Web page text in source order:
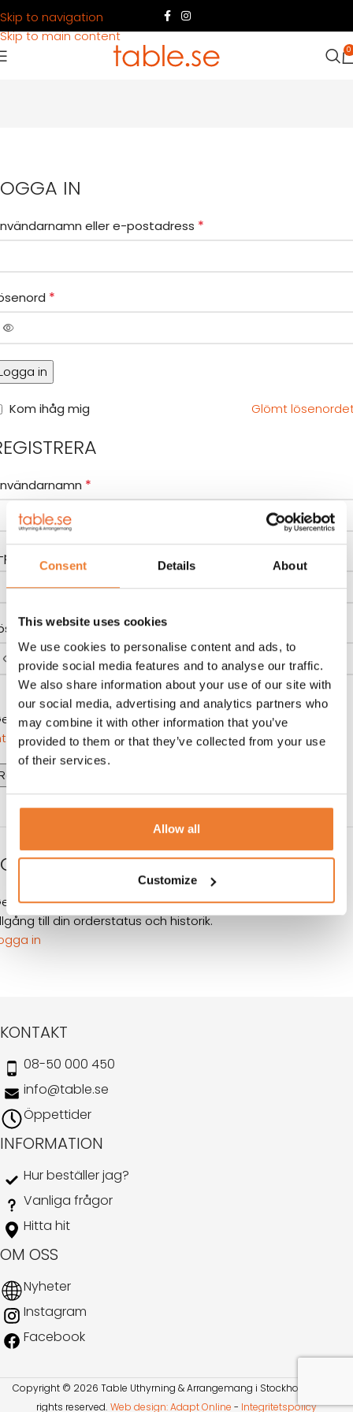
Consent Details About
This website uses cookies
We use cookies to personalise content and ads, to
provide social media features and to analyse our traffic.
We also share information about your use of our site with
our social media, advertising and analytics partners who
may combine it with other information that you’ve
provided to them or that they’ve collected from your use
of their services.
Allow all
Customize
Skip to navigation
Skip to main content
0
IN
eller e-postadress *
*
in
Glömt
Kom ihåg mig
*
postadress
*
att registrera ett konto godkänner jagTables
OR
IN
att registrera dig på den här webbplatsen får du
till din orderstatus och historik.
in
KONTAKT
08-50 000 450
info@table.se
Öppettider
INFORMATION
Hur beställer jag?
Vanliga frågor
Hitta hit
OM OSS
Nyheter
Instagram
Facebook
Copyright © 2026 Table Uthyrning & Arrangemang i Stockholm AB. All
rights reserved​​. Web design: Adapt Online - Integritetspolicy